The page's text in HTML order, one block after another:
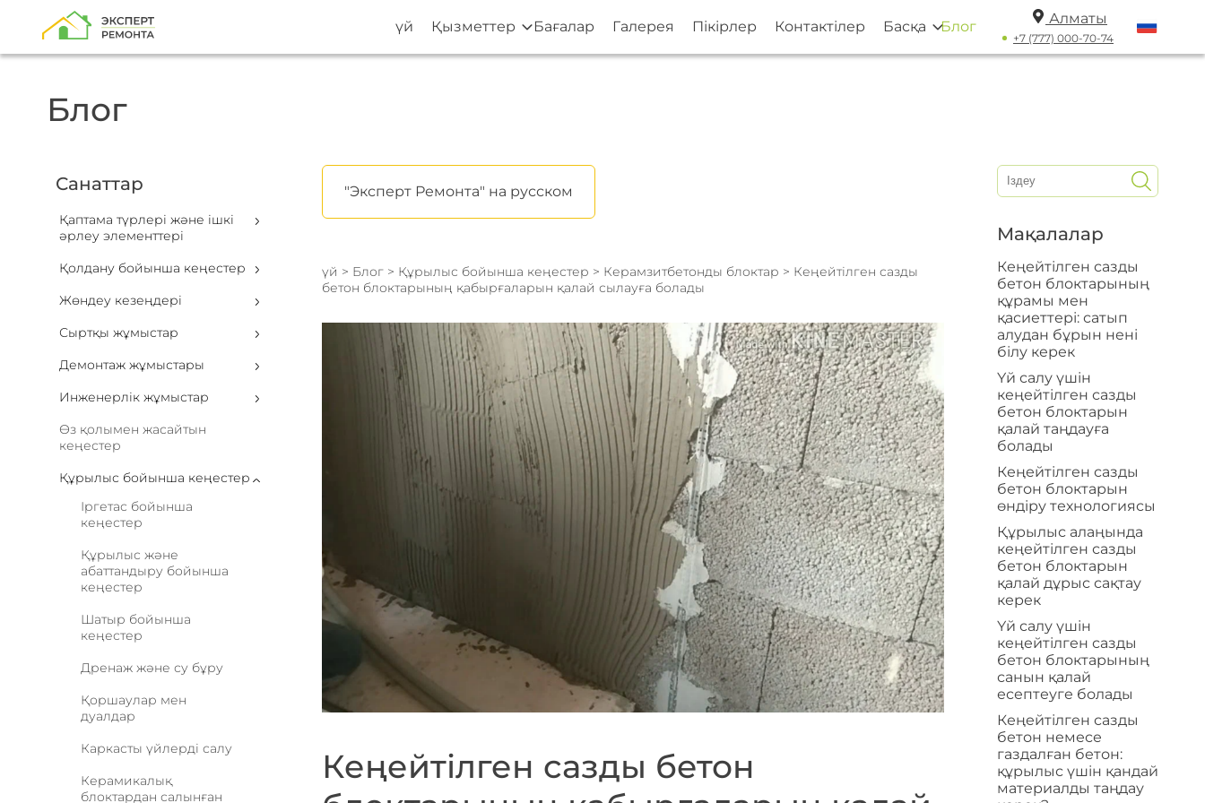
үй Қызметтер Бағалар Галерея Пікірлер Контактілер Басқа Блог Алматы
+7 (777) 000-70-74
Блог
Санаттар
Қаптама түрлері және ішкі
әрлеу элементтері
Қолдану бойынша кеңестер
Жөндеу кезеңдері
Сыртқы жұмыстар
Демонтаж жұмыстары
Инженерлік жұмыстар
Өз қолымен жасайтын
кеңестер
Құрылыс бойынша кеңестер
Іргетас бойынша
кеңестер
Құрылыс және
абаттандыру бойынша
кеңестер
Шатыр бойынша
кеңестер
Дренаж және су бұру
Қоршаулар мен
дуалдар
Каркасты үйлерді салу
Керамикалық
блоктардан салынған
"Эксперт Ремонта" на русском
үй > Блог> Құрылыс бойынша кеңестер > Керамзитбетонды блоктар > Кеңейтілген сазды
бетон блоктарының қабырғаларын қалай сылауға болады
Кеңейтілген сазды бетон
Мақалалар
Кеңейтілген сазды
бетон блоктарының
құрамы мен
қасиеттері: сатып
алудан бұрын нені
білу керек
Үй салу үшін
кеңейтілген сазды
бетон блоктарын
қалай таңдауға
болады
Кеңейтілген сазды
бетон блоктарын
өндіру технологиясы
Құрылыс алаңында
кеңейтілген сазды
бетон блоктарын
қалай дұрыс сақтау
керек
Үй салу үшін
кеңейтілген сазды
бетон блоктарының
санын қалай
есептеуге болады
Кеңейтілген сазды
бетон немесе
газдалған бетон:
құрылыс үшін қандай
материалды таңдау